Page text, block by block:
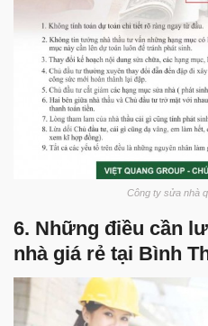
Công ty sửa nhà
6. Những điều cần
nhà giá rẻ tại Bình